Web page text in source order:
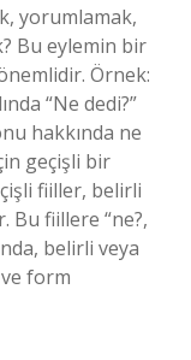
yorumlamak,
Bu eylemin bir
Örnek:
“Ne dedi?”
hakkında ne
geçişli bir
fiiller, belirli
Bu fiillere “ne?,
belirli veya
form